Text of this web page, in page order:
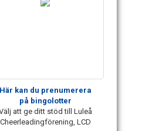
Här kan du prenumerera
på bingolotter
att ge ditt stöd till Luleå
Cheerleadingförening, LCD